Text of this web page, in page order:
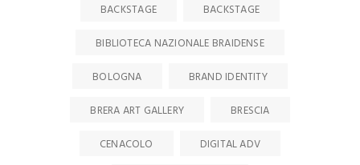
BACKSTAGE
BACKSTAGE
BIBLIOTECA NAZIONALE BRAIDENSE
BOLOGNA
BRAND IDENTITY
BRERA ART GALLERY
BRESCIA
CENACOLO
DIGITAL ADV